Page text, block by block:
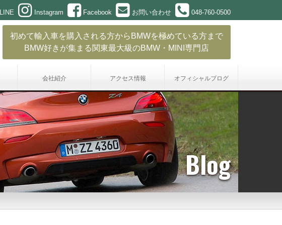
LINE Instagram Facebook お問い合わせ 048-760-0500
初めて輸入車を購入される方からBMWを極めている方まで
BMW好きが集まる関東最大級のBMW・MINI専門店
会社紹介 アクセス情報 オフィシャルブログ
Blog